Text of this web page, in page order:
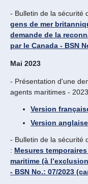
- Bulletin de la sécurité
gens de mer
demande de la
par le Canada - BSN
Mai 2023
​- Présentation d'une
agents maritimes - 2023
Version
Version anglaise
- Bulletin de la sécurité
: Mesures
maritime (à
- BSN No.: 07/2023